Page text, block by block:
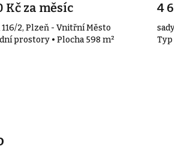
Kč za měsíc
2, Plzeň - Vnitřní Město
prostory • Plocha 598 m²
4 690
sady 5.
Typ